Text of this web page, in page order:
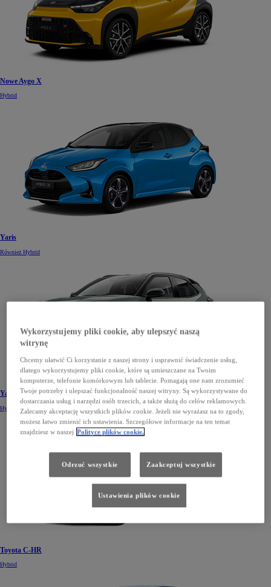
Nowe Aygo X
Hybrid
Yaris
Również Hybrid
Yaris Cross
Hybrid
Toyota C-HR
Hybrid
Wykorzystujemy pliki cookie, aby ulepszyć naszą
witrynę
Chcemy ułatwić Ci korzystanie z naszej strony i usprawnić świadczenie usług,
dlatego wykorzystujemy pliki cookie, które są umieszczane na Twoim
komputerze, telefonie komórkowym lub tablecie. Pomagają one nam zrozumieć
Twoje potrzeby i ulepszać funkcjonalność naszej witryny. Są wykorzystywane do
dostarczania usług i narzędzi osób trzecich, a także służą do celów reklamowych.
Zalecamy akceptację wszystkich plików cookie. Jeżeli nie wyrażasz na to zgody,
możesz łatwo zmienić ich ustawienia. Szczegółowe informacje na ten temat
znajdziesz w naszej Polityce plików cookie.
Odrzuć wszystkie Zaakceptuj wszystkie
Ustawienia plików cookie